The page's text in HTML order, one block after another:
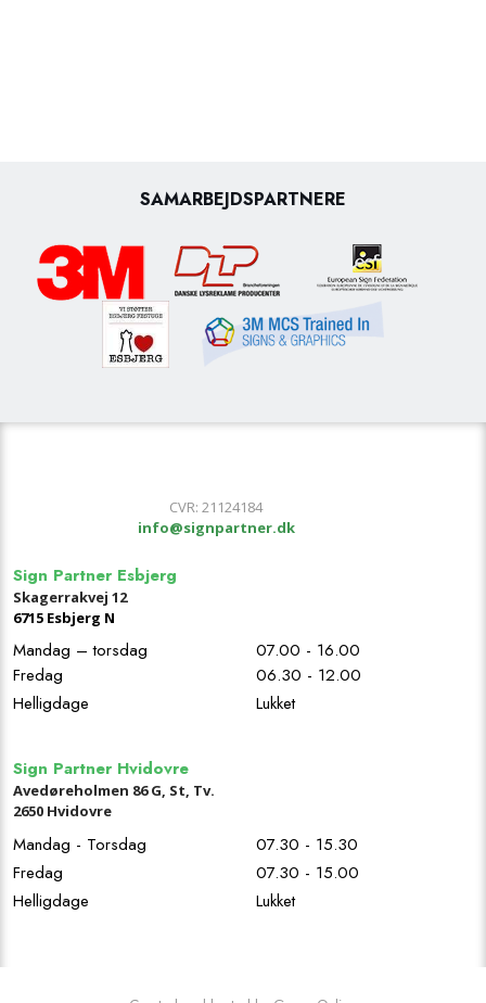
SAMARBEJDSPARTNERE
​CVR: 21124184
info@signpartner.dk
Sign Partner Esbjerg
Skagerrakvej 12
67​15 Esbjerg N
Mandag – torsdag
07.00 - 16.00
Fredag
06.30 - 12.00
Helligdage
Lukket
Sign Partner Hvidovre
Avedøreholmen 86 G, St, Tv.
2650 Hvidovre
Mandag - Torsdag
07.30 - 15.30
Fredag
07.30 - 15.00
Helligdage
Lukket